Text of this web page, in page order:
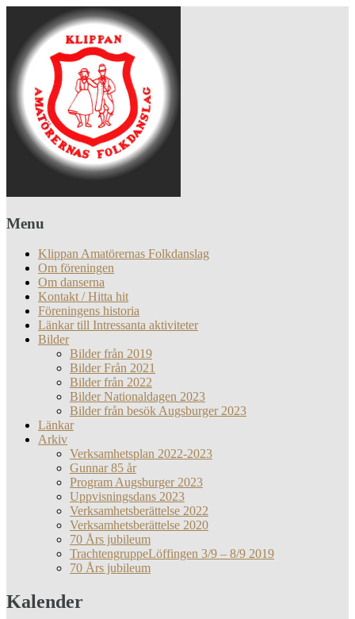
Menu
Klippan Amatörernas Folkdanslag
Om föreningen
Om danserna
Kontakt / Hitta hit
Föreningens historia
Länkar till Intressanta aktiviteter
Bilder
Bilder från 2019
Bilder Från 2021
Bilder från 2022
Bilder Nationaldagen 2023
Bilder från besök Augsburger 2023
Länkar
Arkiv
Verksamhetsplan 2022-2023
Gunnar 85 år
Program Augsburger 2023
Uppvisningsdans 2023
Verksamhetsberättelse 2022
Verksamhetsberättelse 2020
70 Års jubileum
TrachtengruppeLöffingen 3/9 – 8/9 2019
70 Års jubileum
Kalender